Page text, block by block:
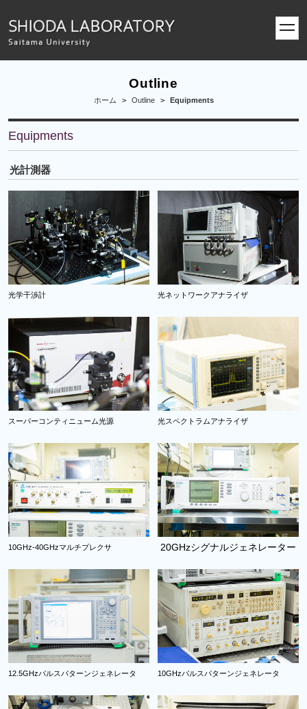
toggle
Outline
ホーム > Outline > Equipments
Equipments
光計測器
光学干渉計 光ネットワークアナライザ
スーパーコンティニューム光源 光スペクトラムアナライザ
10GHz-40GHzマルチプレクサ 20GHzシグナルジェネレーター
12.5GHzパルスパターンジェネレータ 10GHzパルスパターンジェネレータ